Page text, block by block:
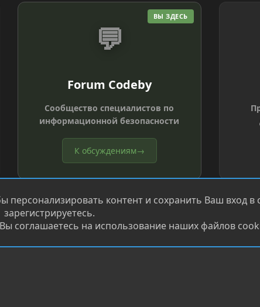
ВЫ ЗДЕСЬ
💬
Forum Codeby
Сообщество специалистов по
информационной безопасности
К обсуждениям→
от Jumuro®
контент и сохранить Ваш вход в
зарегистрируетесь.
соглашаетесь на использование наших файлов